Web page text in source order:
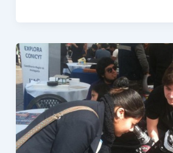
forma
de
observar
el
Universo.